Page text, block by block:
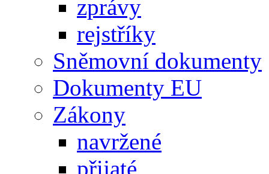
zprávy
rejstříky
Sněmovní dokumenty
Dokumenty EU
Zákony
navržené
přijaté